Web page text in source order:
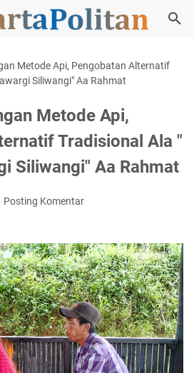
Metode Api, Pengobatan Alternatif
Siliwangi" Aa Rahmat
Metode Api,
Tradisional Ala "
Siliwangi" Aa Rahmat
Posting Komentar